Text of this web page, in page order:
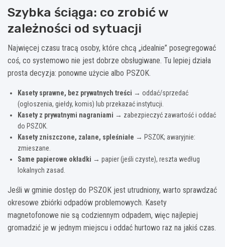
Szybka ściąga: co zrobić w
zależności od sytuacji
Najwięcej czasu tracą osoby, które chcą „idealnie” posegregować
coś, co systemowo nie jest dobrze obsługiwane. Tu lepiej działa
prosta decyzja: ponowne użycie albo PSZOK.
Kasety sprawne, bez prywatnych treści → oddać/sprzedać
(ogłoszenia, giełdy, komis) lub przekazać instytucji.
Kasety z prywatnymi nagraniami → zabezpieczyć zawartość i oddać
do PSZOK.
Kasety zniszczone, zalane, spleśniałe → PSZOK; awaryjnie:
zmieszane.
Same papierowe okładki → papier (jeśli czyste), reszta według
lokalnych zasad.
Jeśli w gminie dostęp do PSZOK jest utrudniony, warto sprawdzać
okresowe zbiórki odpadów problemowych. Kasety
magnetofonowe nie są codziennym odpadem, więc najlepiej
gromadzić je w jednym miejscu i oddać hurtowo raz na jakiś czas.